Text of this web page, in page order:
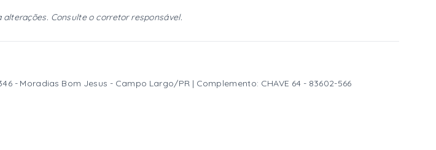
Consulte o corretor responsável.
- Moradias Bom Jesus - Campo Largo/PR | Complemento: CHAVE 64 - 83602-566